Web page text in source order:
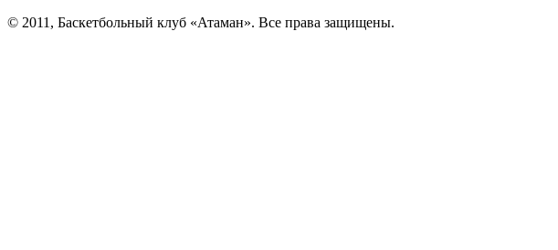
© 2011, Баскетбольный клуб «Атаман». Все права защищены.